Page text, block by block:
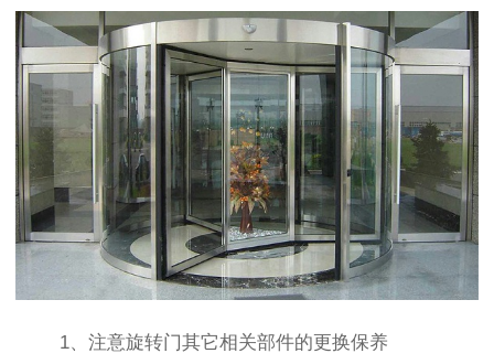
1、注意旋转门其它相关部件的更换保养